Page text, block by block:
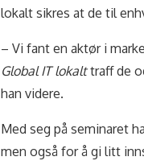
lokalt sikres at de til
– Vi fant en aktør i
Global IT lokalttraff de
han videre.
Med seg på seminaret
men også for å gi litt